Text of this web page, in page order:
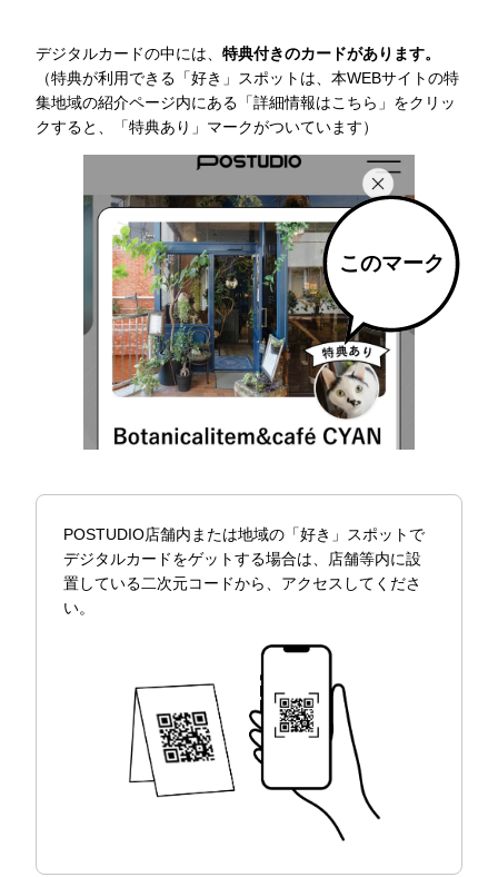
デジタルカードの中には、 特典付きのカードがあります。
（特典が利用できる「好き」スポットは、本WEBサイトの特
集地域の紹介ページ内にある「詳細情報はこちら」をクリッ
クすると、「特典あり」マークがついています）
このマーク
POSTUDIO店舗内または地域の「好き」スポットで
デジタルカードをゲットする場合は、店舗等内に設
置している二次元コードから、アクセスしてくださ
い。